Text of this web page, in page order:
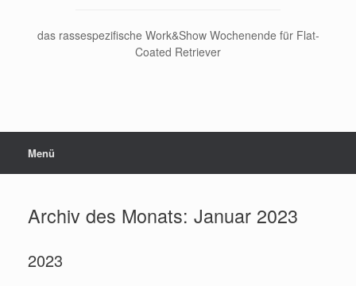
das rassespezifische Work&Show Wochenende für Flat-
Coated Retriever
Menü
Archiv des Monats: Januar 2023
2023